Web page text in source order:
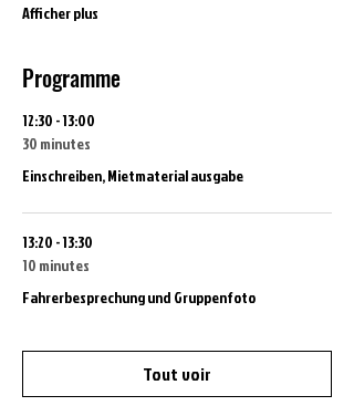
Afficher plus
Programme
12:30 - 13:00
30 minutes
Einschreiben, Mietmaterial ausgabe
13:20 - 13:30
10 minutes
Fahrerbesprechung und Gruppenfoto
Tout voir